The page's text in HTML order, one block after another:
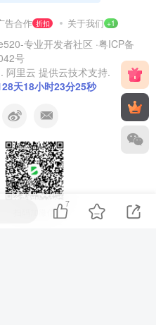
告合作 折扣 关于我们 +1
专业开发者社区 ·粤ICP备
号
阿里云 提供云技术支持.
天18小时23分26秒
扫码加微信
7